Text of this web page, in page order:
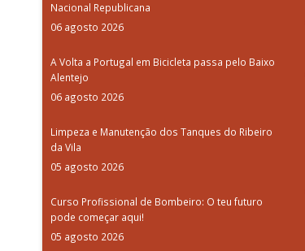
Nacional Republicana
06 agosto 2026
A Volta a Portugal em Bicicleta passa pelo Baixo
Alentejo
06 agosto 2026
Limpeza e Manutenção dos Tanques do Ribeiro
da Vila
05 agosto 2026
Curso Profissional de Bombeiro: O teu futuro
pode começar aqui!
05 agosto 2026